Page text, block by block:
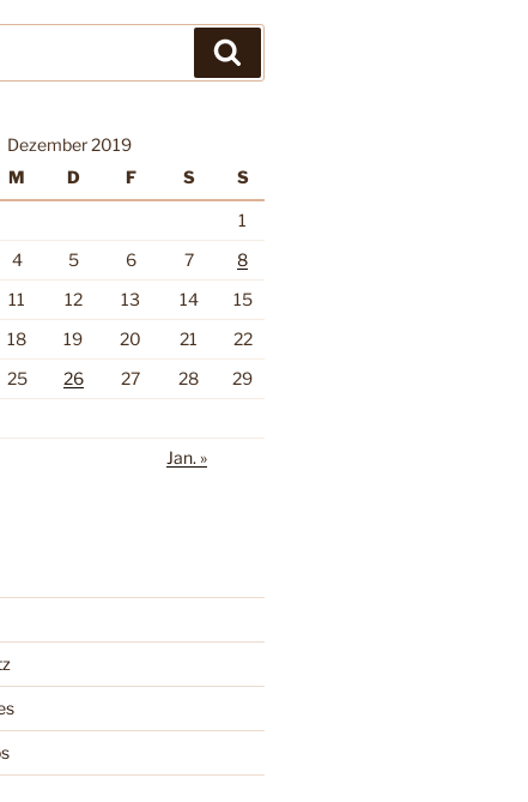
Dezember 2019
M D F S S
1
4 5 6 7
8
11 12 13 14
15
18 19 20 21
22
25 26 27 28
29
Jan. »